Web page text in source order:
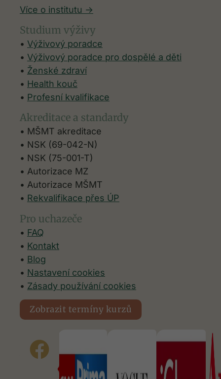
Více o institutu ->
Studium výživy
• Výživový poradce
• Výživový poradce pro dospělé a děti
• Ženské zdraví
• Health kouč
• Profesní kvalifikace
Akreditace a standardy
• MŠMT akreditace
• NSK (69-042-N)
• NSK (75-001-T)
• Autorizace MZ
• Autorizace MŠMT
• Rekvalifikace přes ÚP
Pro uchazeče
• FAQ
• Kontakt
• Blog
• Nastavení cookies
• Zásady používání cookies
Zobrazit termíny kurzů
jste nás
nezbytné